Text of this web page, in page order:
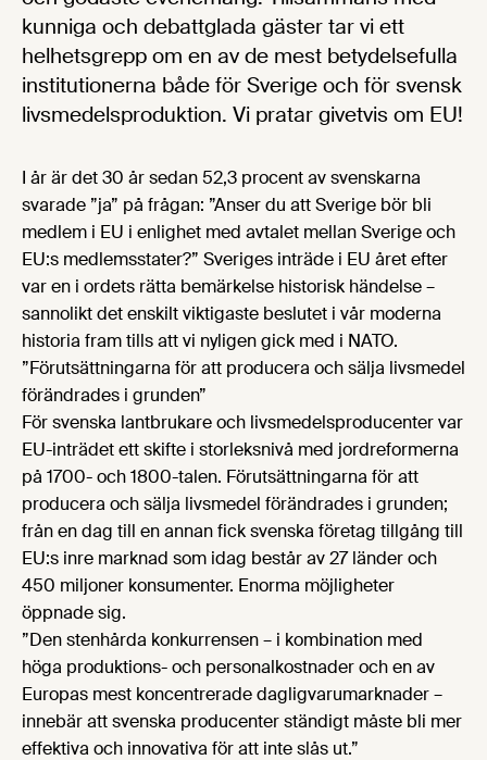
kunniga och debattglada gäster tar vi ett
helhetsgrepp om en av de mest betydelsefulla
institutionerna både för Sverige och för svensk
livsmedelsproduktion. Vi pratar givetvis om EU!
I år är det 30 år sedan 52,3 procent av svenskarna
svarade ”ja” på frågan: ”Anser du att Sverige bör bli
medlem i EU i enlighet med avtalet mellan Sverige och
EU:s medlemsstater?” Sveriges inträde i EU året efter
var en i ordets rätta bemärkelse historisk händelse –
sannolikt det enskilt viktigaste beslutet i vår moderna
historia fram tills att vi nyligen gick med i NATO.
”Förutsättningarna för att producera och sälja livsmedel
förändrades i grunden”
För svenska lantbrukare och livsmedelsproducenter var
EU-inträdet ett skifte i storleksnivå med jordreformerna
på 1700- och 1800-talen. Förutsättningarna för att
producera och sälja livsmedel förändrades i grunden;
från en dag till en annan fick svenska företag tillgång till
EU:s inre marknad som idag består av 27 länder och
450 miljoner konsumenter. Enorma möjligheter
öppnade sig.
”Den stenhårda konkurrensen – i kombination med
höga produktions- och personalkostnader och en av
Europas mest koncentrerade dagligvarumarknader –
innebär att svenska producenter ständigt måste bli mer
effektiva och innovativa för att inte slås ut.”